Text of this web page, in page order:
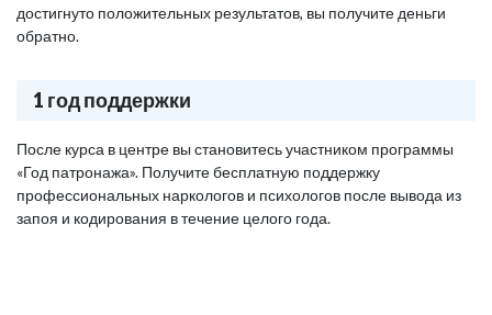
достигнуто положительных результатов, вы получите деньги
обратно.
1 год поддержки
После курса в центре вы становитесь участником программы
«Год патронажа». Получите бесплатную поддержку
профессиональных наркологов и психологов после вывода из
запоя и кодирования в течение целого года.